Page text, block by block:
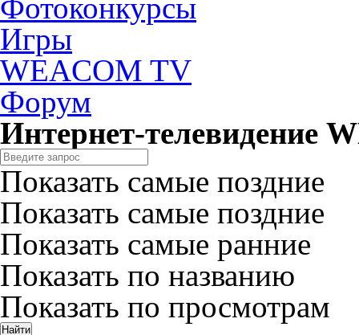
Фотоконкурсы
Игры
WEACOM TV
Форум
Интернет-телевидение
Показать самые поздние
Показать самые поздние
Показать самые ранние
Показать по названию
Показать по просмотрам